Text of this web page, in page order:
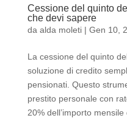
Cessione del quinto
che devi sapere
da alda moleti| Gen 10,
La cessione del quinto
soluzione di credito
pensionati. Questo
prestito personale con
20% dell’importo